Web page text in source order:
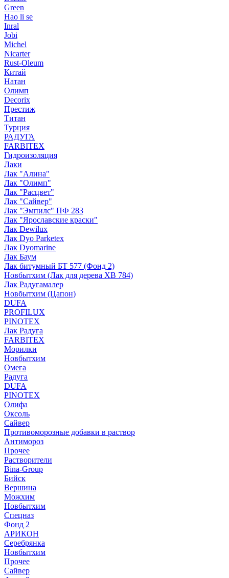
Green
Hao li se
Inral
Jobi
Michel
Nicarter
Rust-Oleum
Китай
Натан
Олимп
Decorix
Престиж
Титан
Турция
РАДУГА
FARBITEX
Гидроизоляция
Лаки
Лак "Алина"
Лак "Олимп"
Лак "Расцвет"
Лак "Сайвер"
Лак "Эмпилс" ПФ 283
Лак "Ярославские краски"
Лак Dewilux
Лак Dyo Parketex
Лак Dyomarine
Лак Баум
Лак битумный БТ 577 (Фонд 2)
Новбытхим (Лак для дерева ХВ 784)
Лак Радугамалер
Новбытхим (Цапон)
DUFA
PROFILUX
PINOTEX
Лак Радуга
FARBITEX
Морилки
Новбытхим
Омега
Радуга
DUFA
PINOTEX
Олифа
Оксоль
Сайвер
Противоморозные добавки в раствор
Антимороз
Прочее
Растворители
Bina-Group
Бийск
Вершина
Можхим
Новбытхим
Спецназ
Фонд 2
АРИКОН
Серебрянка
Новбытхим
Прочее
Сайвер